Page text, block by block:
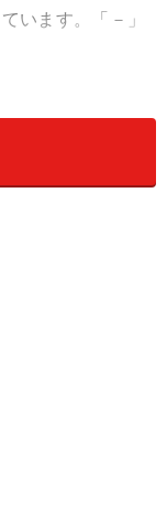
います。「－」